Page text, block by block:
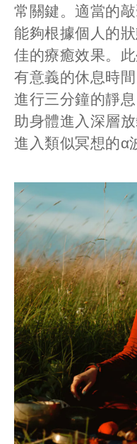
常關鍵。適當的
能夠根據個人的
佳的療癒效果。
有意義的休息時
進行三分鐘的靜
助身體進入深層
進入類似冥想的α